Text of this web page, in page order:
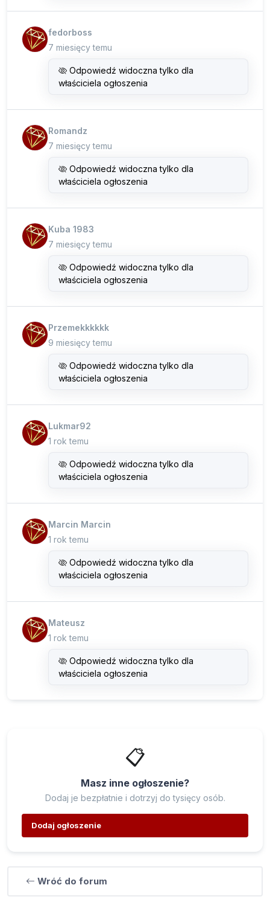
fedorboss
7 miesięcy temu
Odpowiedź widoczna tylko dla
właściciela ogłoszenia
Romandz
7 miesięcy temu
Odpowiedź widoczna tylko dla
właściciela ogłoszenia
Kuba 1983
7 miesięcy temu
Odpowiedź widoczna tylko dla
właściciela ogłoszenia
Przemekkkkkk
9 miesięcy temu
Odpowiedź widoczna tylko dla
właściciela ogłoszenia
Lukmar92
1 rok temu
Odpowiedź widoczna tylko dla
właściciela ogłoszenia
Marcin Marcin
1 rok temu
Odpowiedź widoczna tylko dla
właściciela ogłoszenia
Mateusz
1 rok temu
Odpowiedź widoczna tylko dla
właściciela ogłoszenia
📋
Masz inne ogłoszenie?
Dodaj je bezpłatnie i dotrzyj do tysięcy osób.
Dodaj ogłoszenie
Wróć do forum